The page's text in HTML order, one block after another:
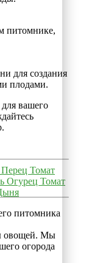
питомнике,
для создания
плодами.
вашего
Перец Томат
Огурец Томат
питомника
овощей. Мы
огорода